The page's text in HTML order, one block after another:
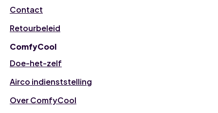
Contact
Retourbeleid
ComfyCool
Doe-het-zelf
Airco indienststelling
Over ComfyCool